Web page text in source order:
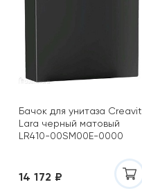
Бачок для унитаза Creavit
Lara черный матовый
LR410-00SM00E-0000
14 172 ₽